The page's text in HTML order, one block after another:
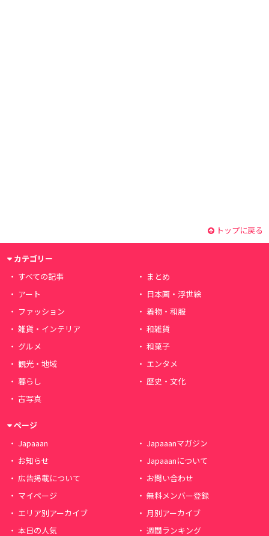
トップに戻る
カテゴリー
すべての記事
まとめ
アート
日本画・浮世絵
ファッション
着物・和服
雑貨・インテリア
和雑貨
グルメ
和菓子
観光・地域
エンタメ
暮らし
歴史・文化
古写真
ページ
Japaaan
Japaaanマガジン
お知らせ
Japaaanについて
広告掲載について
お問い合わせ
マイページ
無料メンバー登録
エリア別アーカイブ
月別アーカイブ
本日の人気
週間ランキング